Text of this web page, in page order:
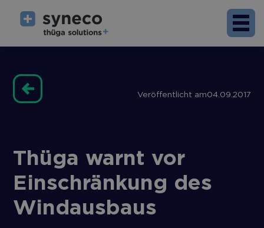
Veröffentlicht am04.09.2017
Thüga warnt vor
Einschränkung des
Windausbaus